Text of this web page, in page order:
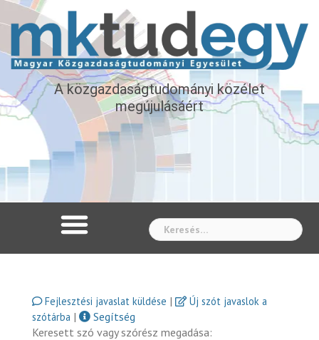
A közgazdaságtudományi közélet
megújulásáért
Fejlesztési javaslat küldése |
Új szót javaslok a
szótárba |
Segítség
Keresett szó vagy szórész megadása: